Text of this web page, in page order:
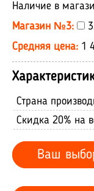
Наличие в
Магазин №3:
Средняя цена: 1
Страна
Скидка 20% на
Ваш